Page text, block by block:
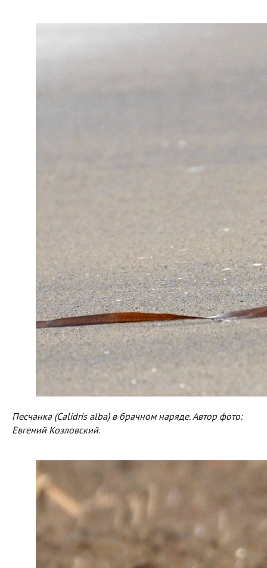
Песчанка (Calidris alba) в брачном наряде. Автор фото:
Евгений Козловский.